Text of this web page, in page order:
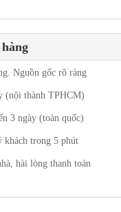
Nguồn gốc rõ ràng
(nội thành TPHCM)
3 ngày (toàn quốc)
khách trong 5 phút
hài lòng thanh toán